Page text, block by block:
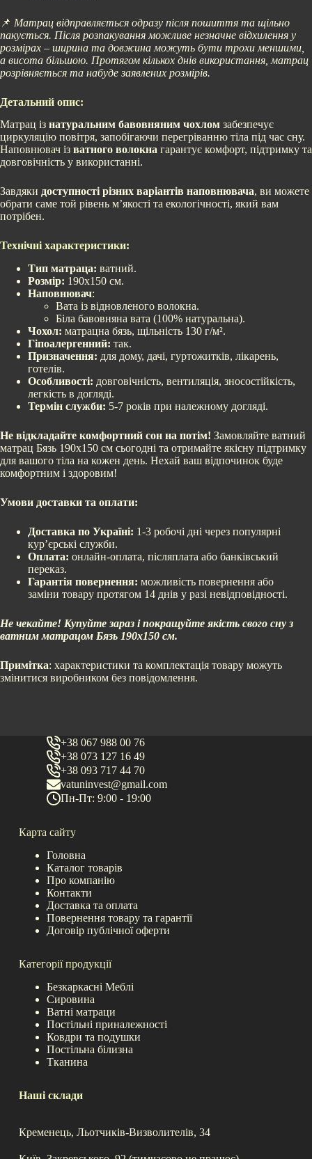
📌 Матрац відправляється одразу після пошиття та щільно
пакується. Після розпакування можливе незначне відхилення у
розмірах – ширина та довжина можуть бути трохи меншими,
а висота більшою. Протягом кількох днів використання, матрац
розрівняється та набуде заявлених розмірів.
Детальний опис:
Матрац із натуральним бавовняним чохлом забезпечує
циркуляцію повітря, запобігаючи перегріванню тіла під час сну.
Наповнювач із ватного волокна гарантує комфорт, підтримку та
довговічність у використанні.
Завдяки доступності різних варіантів наповнювача, ви можете
обрати саме той рівень м’якості та екологічності, який вам
потрібен.
Технічні характеристики:
Тип матраца: ватний.
Розмір: 190х150 см.
Наповнювач:
Вата із відновленого волокна.
Біла бавовняна вата (100% натуральна).
Чохол: матрацна бязь, щільність 130 г/м².
Гіпоалергенний: так.
Призначення: для дому, дачі, гуртожитків, лікарень,
готелів.
Особливості: довговічність, вентиляція, зносостійкість,
легкість в догляді.
Термін служби: 5-7 років при належному догляді.
Не відкладайте комфортний сон на потім! Замовляйте ватний
матрац Бязь 190х150 см сьогодні та отримайте якісну підтримку
для вашого тіла на кожен день. Нехай ваш відпочинок буде
комфортним і здоровим!
Умови доставки та оплати:
Доставка по Україні: 1-3 робочі дні через популярні
кур’єрські служби.
Оплата: онлайн-оплата, післяплата або банківський
переказ.
Гарантія повернення: можливість повернення або
заміни товару протягом 14 днів у разі невідповідності.
Не чекайте! Купуйте зараз і покращуйте якість свого сну з
ватним матрацом Бязь 190х150 см.
Примітка: характеристики та комплектація товару можуть
змінитися виробником без повідомлення.
+38 067 988 00 76
+38 073 127 16 49
+38 093 717 44 70
vatuninvest@gmail.com
Пн-Пт: 9:00 - 19:00
Карта сайту
Головна
Каталог товарів
Про компанію
Контакти
Доставка та оплата
Повернення товару та гарантії
Договір публічної оферти
Категорії продукції
Безкаркасні Меблі
Сировина
Ватні матраци
Постільні приналежності
Ковдри та подушки
Постільна білизна
Тканина
Наші склади
Кременець, Льотчиків-Визволителів, 34